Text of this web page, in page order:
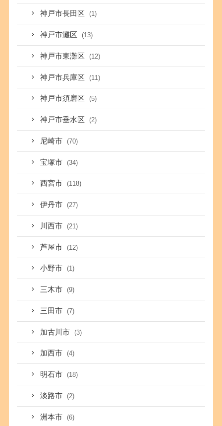
神戸市長田区 (1)
神戸市灘区 (13)
神戸市東灘区 (12)
神戸市兵庫区 (11)
神戸市須磨区 (5)
神戸市垂水区 (2)
尼崎市 (70)
宝塚市 (34)
西宮市 (118)
伊丹市 (27)
川西市 (21)
芦屋市 (12)
小野市 (1)
三木市 (9)
三田市 (7)
加古川市 (3)
加西市 (4)
明石市 (18)
淡路市 (2)
洲本市 (6)